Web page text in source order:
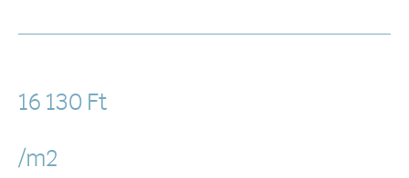
16 130 Ft
/m2